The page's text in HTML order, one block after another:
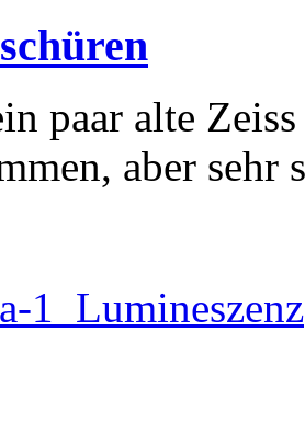
paar alte
aber sehr
1_Lumineszenz